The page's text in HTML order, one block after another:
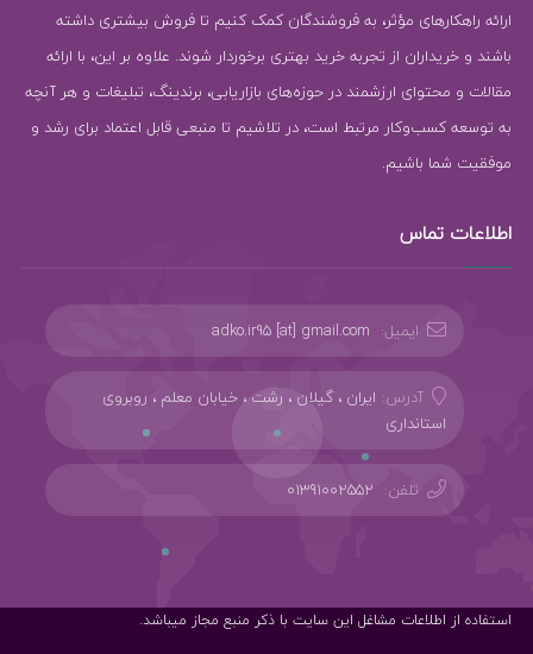
ارائه راهکارهای مؤثر، به فروشندگان کمک کنیم تا فروش بیشتری داشته
باشند و خریداران از تجربه خرید بهتری برخوردار شوند. علاوه بر این، با ارائه
مقالات و محتوای ارزشمند در حوزه‌های بازاریابی، برندینگ، تبلیغات و هر آنچه
به توسعه کسب‌وکار مرتبط است، در تلاشیم تا منبعی قابل اعتماد برای رشد و
موفقیت شما باشیم.
اطلاعات تماس
ایمیل: adko.ir95 [at] gmail.com
آدرس: ایران ، گیلان ، رشت ، خیابان معلم ، روبروی
استانداری
تلفن: 01391002552
استفاده از اطلاعات مشاغل این سایت با ذکر منبع مجاز میباشد.